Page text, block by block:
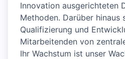
Innovation ausgerichteten
Methoden. Darüber hinaus
Qualifizierung und
Mitarbeitenden von
Ihr Wachstum ist unser